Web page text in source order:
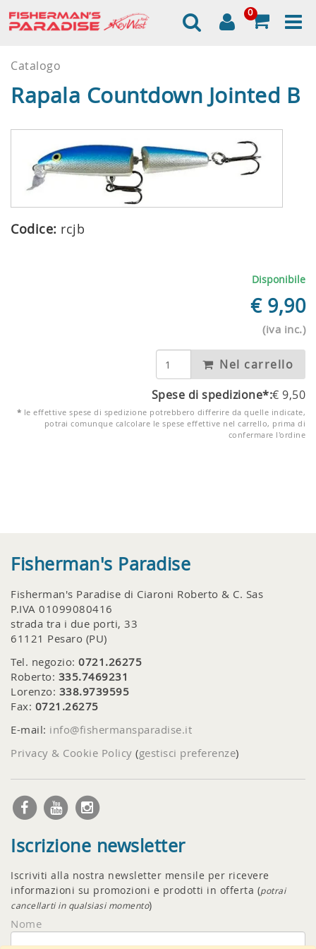
0
Catalogo
Rapala Countdown Jointed B
Codice: rcjb
Disponibile
€ 9,90
(iva inc.)
Nel carrello
Spese di spedizione*:€ 9,50
* le effettive spese di spedizione potrebbero differire da quelle indicate,
potrai comunque calcolare le spese effettive nel carrello, prima di
confermare l'ordine
Fisherman's Paradise
Fisherman's Paradise di Ciaroni Roberto & C. Sas
P.IVA 01099080416
strada tra i due porti, 33
61121 Pesaro (PU)
Tel. negozio: 0721.26275
Roberto: 335.7469231
Lorenzo: 338.9739595
Fax: 0721.26275
E-mail: info@fishermansparadise.it
Privacy & Cookie Policy (gestisci preferenze)
Iscrizione newsletter
Iscriviti alla nostra newsletter mensile per ricevere
informazioni su promozioni e prodotti in offerta (potrai
cancellarti in qualsiasi momento)
Nome